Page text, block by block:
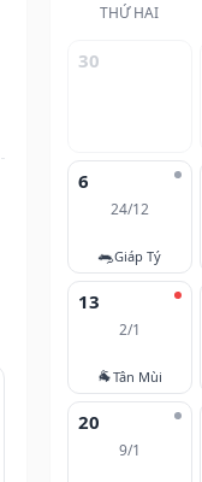
THỨ HAI
30
6
24/12
🐀Giáp Tý
13
2/1
🐐Tân Mùi
20
9/1